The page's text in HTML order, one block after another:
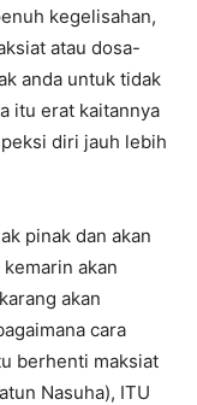
kegelisahan,
atau dosa-
anda untuk tidak
itu erat kaitannya
diri jauh lebih
pinak dan akan
akan
akan
cara
berhenti maksiat
Nasuha), ITU